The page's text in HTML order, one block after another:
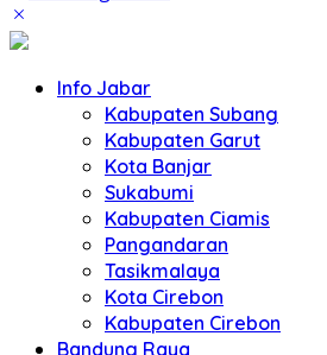
Info Jabar
Kabupaten Subang
Kabupaten Garut
Kota Banjar
Sukabumi
Kabupaten Ciamis
Pangandaran
Tasikmalaya
Kota Cirebon
Kabupaten Cirebon
Bandung Raya